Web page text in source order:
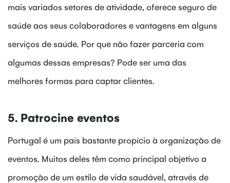
mais variados setores de atividade, oferece seguro de
saúde aos seus colaboradores e vantagens em alguns
serviços de saúde. Por que não fazer parceria com
algumas dessas empresas? Pode ser uma das
melhores formas para captar clientes.
5. Patrocine eventos
Portugal é um país bastante propício à organização de
eventos. Muitos deles têm como principal objetivo a
promoção de um estilo de vida saudável, através de